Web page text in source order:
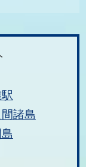
諸島